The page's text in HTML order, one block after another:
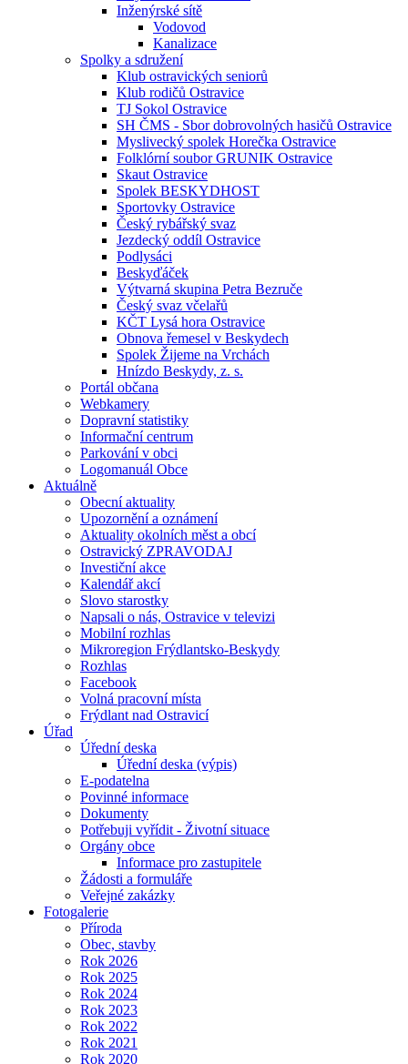
Inženýrské sítě
Vodovod
Kanalizace
Spolky a sdružení
Klub ostravických seniorů
Klub rodičů Ostravice
TJ Sokol Ostravice
SH ČMS - Sbor dobrovolných hasičů Ostravice
Myslivecký spolek Horečka Ostravice
Folklórní soubor GRUNIK Ostravice
Skaut Ostravice
Spolek BESKYDHOST
Sportovky Ostravice
Český rybářský svaz
Jezdecký oddíl Ostravice
Podlysáci
Beskyďáček
Výtvarná skupina Petra Bezruče
Český svaz včelařů
KČT Lysá hora Ostravice
Obnova řemesel v Beskydech
Spolek Žijeme na Vrchách
Hnízdo Beskydy, z. s.
Portál občana
Webkamery
Dopravní statistiky
Informační centrum
Parkování v obci
Logomanuál Obce
Aktuálně
Obecní aktuality
Upozornění a oznámení
Aktuality okolních měst a obcí
Ostravický ZPRAVODAJ
Investiční akce
Kalendář akcí
Slovo starostky
Napsali o nás, Ostravice v televizi
Mobilní rozhlas
Mikroregion Frýdlantsko-Beskydy
Rozhlas
Facebook
Volná pracovní místa
Frýdlant nad Ostravicí
Úřad
Úřední deska
Úřední deska (výpis)
E-podatelna
Povinné informace
Dokumenty
Potřebuji vyřídit - Životní situace
Orgány obce
Informace pro zastupitele
Žádosti a formuláře
Veřejné zakázky
Fotogalerie
Příroda
Obec, stavby
Rok 2026
Rok 2025
Rok 2024
Rok 2023
Rok 2022
Rok 2021
Rok 2020